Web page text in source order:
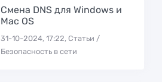
Смена DNS для Windows и
Mac OS
31-10-2024, 17:22, Статьи /
Безопасность в сети